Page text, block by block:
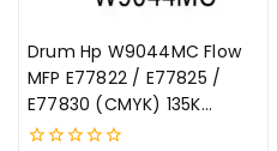
Drum Hp W9044MC Flow
MFP E77822 / E77825 /
E77830 (CMYK) 135K
Páginas